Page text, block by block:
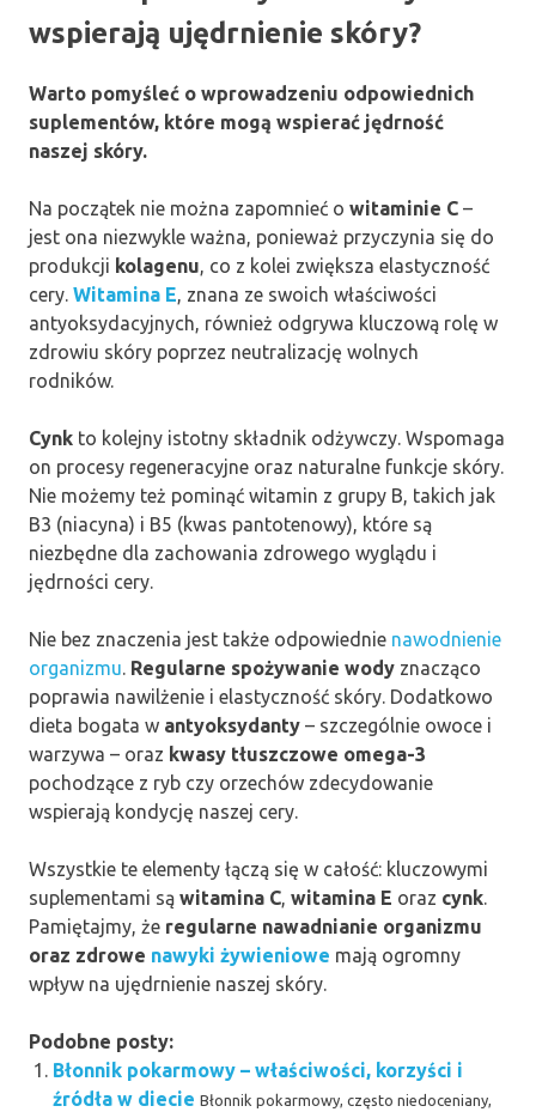
wspierają ujędrnienie skóry?
Warto pomyśleć o wprowadzeniu odpowiednich
suplementów, które mogą wspierać jędrność
naszej skóry.
Na początek nie można zapomnieć o witaminie C –
jest ona niezwykle ważna, ponieważ przyczynia się do
produkcji kolagenu, co z kolei zwiększa elastyczność
cery. Witamina E, znana ze swoich właściwości
antyoksydacyjnych, również odgrywa kluczową rolę w
zdrowiu skóry poprzez neutralizację wolnych
rodników.
Cynk to kolejny istotny składnik odżywczy. Wspomaga
on procesy regeneracyjne oraz naturalne funkcje skóry.
Nie możemy też pominąć witamin z grupy B, takich jak
B3 (niacyna) i B5 (kwas pantotenowy), które są
niezbędne dla zachowania zdrowego wyglądu i
jędrności cery.
Nie bez znaczenia jest także odpowiednie nawodnienie
organizmu. Regularne spożywanie wody znacząco
poprawia nawilżenie i elastyczność skóry. Dodatkowo
dieta bogata w antyoksydanty – szczególnie owoce i
warzywa – oraz kwasy tłuszczowe omega-3
pochodzące z ryb czy orzechów zdecydowanie
wspierają kondycję naszej cery.
Wszystkie te elementy łączą się w całość: kluczowymi
suplementami są witamina C, witamina E oraz cynk.
Pamiętajmy, że regularne nawadnianie organizmu
oraz zdrowe nawyki żywieniowe mają ogromny
wpływ na ujędrnienie naszej skóry.
Podobne posty:
Błonnik pokarmowy – właściwości, korzyści i
źródła w diecie Błonnik pokarmowy, często niedoceniany,